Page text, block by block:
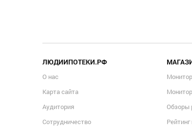
ЛЮДИИПОТЕКИ.РФ
О нас
Карта сайта
Аудитория
Сотрудничество
Обзоры